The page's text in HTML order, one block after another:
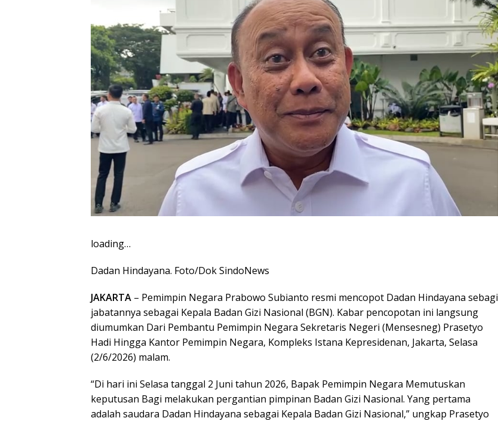
loading…
Dadan Hindayana. Foto/Dok SindoNews
JAKARTA – Pemimpin Negara Prabowo Subianto resmi mencopot Dadan Hindayana sebagi
jabatannya sebagai Kepala Badan Gizi Nasional (BGN). Kabar pencopotan ini langsung
diumumkan Dari Pembantu Pemimpin Negara Sekretaris Negeri (Mensesneg) Prasetyo
Hadi Hingga Kantor Pemimpin Negara, Kompleks Istana Kepresidenan, Jakarta, Selasa
(2/6/2026) malam.
“Di hari ini Selasa tanggal 2 Juni tahun 2026, Bapak Pemimpin Negara Memutuskan
keputusan Bagi melakukan pergantian pimpinan Badan Gizi Nasional. Yang pertama
adalah saudara Dadan Hindayana sebagai Kepala Badan Gizi Nasional,” ungkap Prasetyo